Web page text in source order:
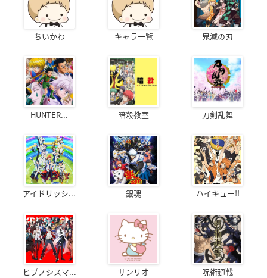
ちいかわ キャラ一覧 鬼滅の刃
HUNTER... 暗殺教室 刀剣乱舞
アイドリッシ... 銀魂 ハイキュー!!
ヒプノシスマ... サンリオ 呪術廻戦